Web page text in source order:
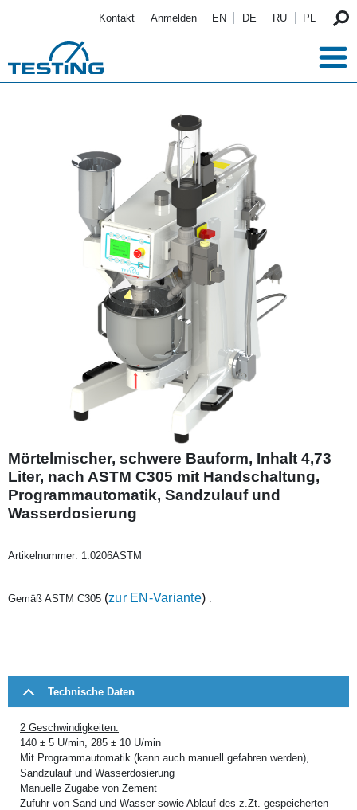
Kontakt Anmelden EN DE RU PL
Mörtelmischer, schwere Bauform, Inhalt 4,73
Liter, nach ASTM C305 mit Handschaltung,
Programmautomatik, Sandzulauf und
Wasserdosierung
Artikelnummer: 1.0206ASTM
Gemäß ASTM C305 (zur EN-Variante)
Technische Daten
2 Geschwindigkeiten:
140 ± 5 U/min, 285 ± 10 U/min
Mit Programmautomatik (kann auch manuell gefahren werden),
Sandzulauf und Wasserdosierung
Manuelle Zugabe von Zement
Zufuhr von Sand und Wasser sowie Ablauf des z.Zt. gespeicherten